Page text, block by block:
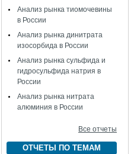
Анализ рынка тиомочевины
в России
Анализ рынка динитрата
изосорбида в России
Анализ рынка сульфида и
гидросульфида натрия в
России
Анализ рынка нитрата
алюминия в России
Все отчеты
ОТЧЕТЫ ПО ТЕМАМ